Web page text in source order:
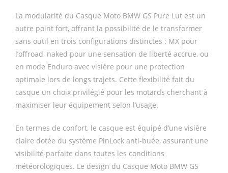
La modularité du Casque Moto BMW GS Pure Lut est un
autre point fort, offrant la possibilité de le transformer
sans outil en trois configurations distinctes : MX pour
l’offroad, naked pour une sensation de liberté accrue, ou
en mode Enduro avec visière pour une protection
optimale lors de longs trajets. Cette flexibilité fait du
casque un choix privilégié pour les motards cherchant à
maximiser leur équipement selon l’usage.
En termes de confort, le casque est équipé d’une visière
claire dotée du système PinLock anti-buée, assurant une
visibilité parfaite dans toutes les conditions
météorologiques. Le design du Casque Moto BMW GS